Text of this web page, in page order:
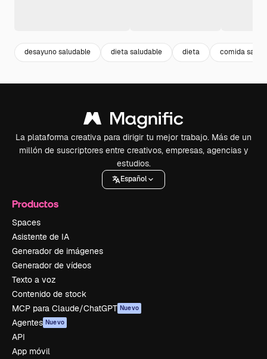
desayuno saludable dieta saludable dieta comida
La plataforma creativa para dirigir tu mejor trabajo. Más de un
millón de suscriptores entre creativos, empresas, agencias y
estudios.
Español
Productos
Spaces
Asistente de IA
Generador de imágenes
Generador de vídeos
Texto a voz
Contenido de stock
MCP para Claude/ChatGPT Nuevo
Agentes Nuevo
API
App móvil